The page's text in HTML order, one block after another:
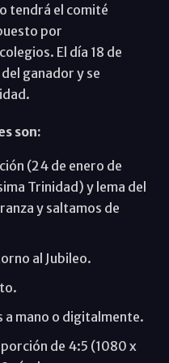
tendrá el comité
por
El día 18 de
ganador y se
son:
(24 de enero de
Trinidad) y lema del
y saltamos de
al Jubileo.
a mano o digitalmente.
de 4:5 (1080 x